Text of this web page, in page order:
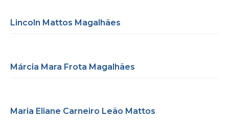
Lincoln Mattos Magalhães
Márcia Mara Frota Magalhães
Maria Eliane Carneiro Leão Mattos